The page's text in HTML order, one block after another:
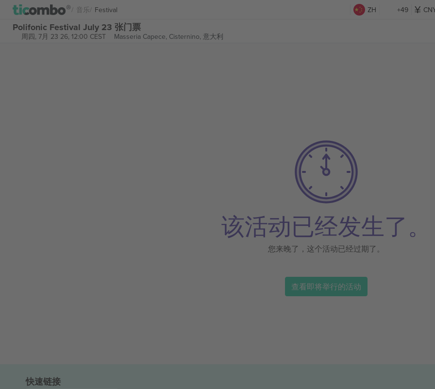
音乐 Festival ZH +49
Polifonic Festival July 23 张门票
周四, 7月 23 26, 12:00 CEST Masseria Capece, Cisternino, 意大利
该活动已经发生了。
您来晚了，这个活动已经过期了。
查看即将举行的活动
快速链接